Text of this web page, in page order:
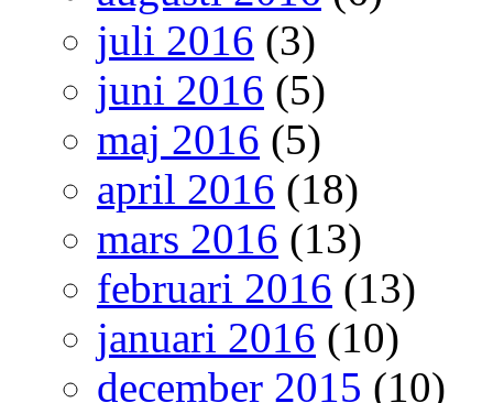
juli 2016 (3)
juni 2016 (5)
maj 2016 (5)
april 2016 (18)
mars 2016 (13)
februari 2016 (13)
januari 2016 (10)
december 2015 (10)